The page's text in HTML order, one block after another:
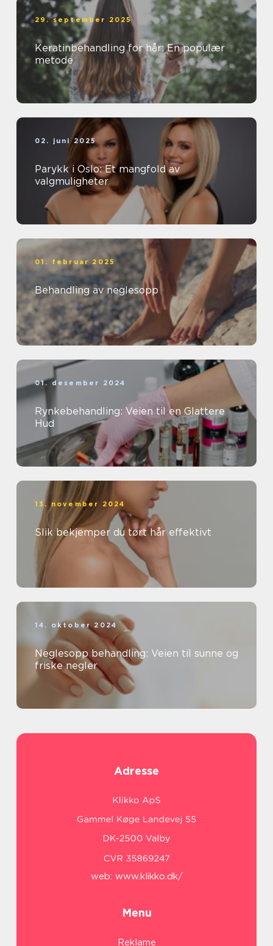
29. september 2025
Keratinbehandling for hår: En populær
metode
02. juni 2025
Parykk i Oslo: Et mangfold av
valgmuligheter
01. februar 2025
Behandling av neglesopp
01. desember 2024
Rynkebehandling: Veien til en Glattere
Hud
13. november 2024
Slik bekjemper du tørt hår effektivt
14. oktober 2024
Neglesopp behandling: Veien til sunne og
friske negler
Adresse
web: www.klikko.dk/
Menu
Reklame